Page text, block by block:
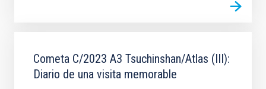
Cometa C/2023 A3 Tsuchinshan/Atlas (III):
Diario de una visita memorable